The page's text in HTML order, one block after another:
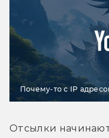
Почему-то с IP
Отсылки